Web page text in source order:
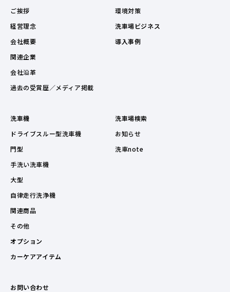
ご挨拶
経営理念
会社概要
関連企業
会社沿革
過去の受賞歴／メディア掲載
環境対策
洗車場ビジネス
導入事例
洗車機
ドライブスルー型洗車機
門型
手洗い洗車機
大型
自律走行洗浄機
関連商品
その他
オプション
カーケアアイテム
洗車場検索
お知らせ
洗車note
お問い合わせ